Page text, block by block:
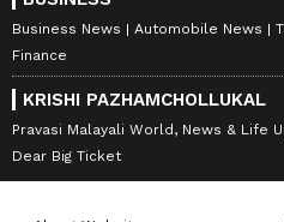
Business News Automobile News
Finance
KRISHI PAZHAMCHOLLUKAL
Pravasi Malayali World, News & Life
Dear Big Ticket